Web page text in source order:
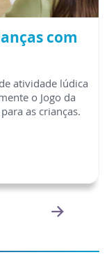
com
atividade lúdica
o Jogo da
as crianças.